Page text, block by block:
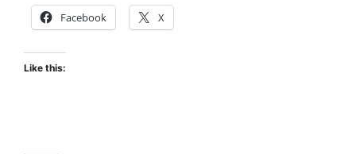
Facebook X
Like this: